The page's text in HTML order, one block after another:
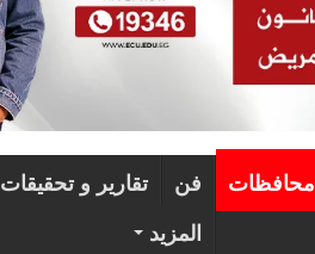
محافظات فن تقارير و تحقيقات
المزيد